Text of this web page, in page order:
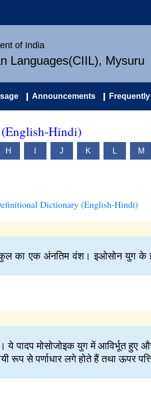
of India
Languages(CIIL), Mysuru
Announcements
Hindi)
H J K L M
Dictionary (English-Hindi)
कुल का एक अंनतिम वंश। इओसोन युग के
ये पादप मोसोजोइक युग में आविर्भूत हुए
रूप से पर्णाधार लगे होते हैं तथा ऊपर